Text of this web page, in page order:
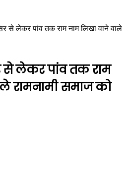
से लेकर पांव तक राम नाम लिखा वाने वाले
से लेकर पांव तक राम
रामनामी समाज को